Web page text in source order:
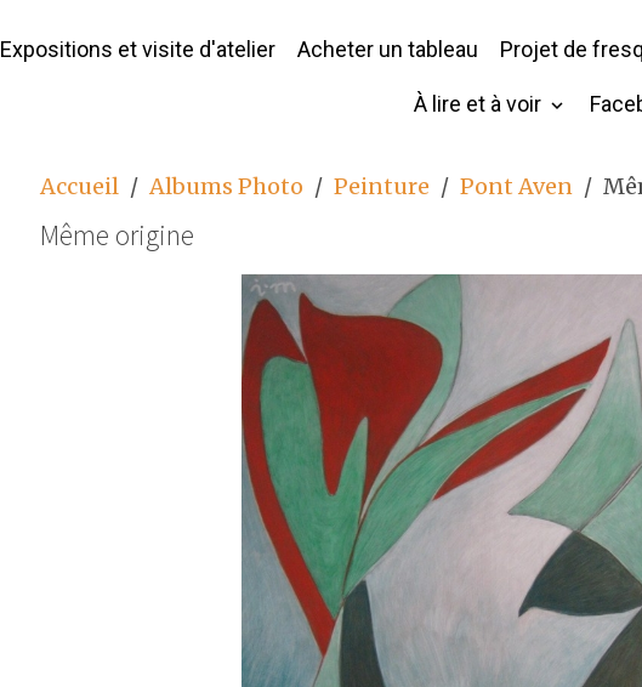
Expositions et visite d'atelier Acheter un tableau Projet de
À lire et à voir
Accueil Albums Photo Peinture Pont Aven
Même origine